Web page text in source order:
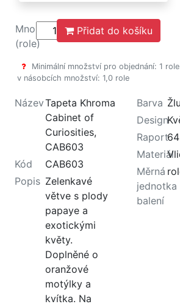
Množství
(role)
Přidat do košíku
Minimální množství pro objednání: 1
v násobcích množství: 1,0 role
NázevTapeta Khroma
Cabinet of
Curiosities,
CAB603
Kód
CAB603
Popis Zelenkavé
větve s plody
papaye a
exotickými
květy.
Doplněné o
oranžové
motýlky a
kvítka. Na
Barva
Design
Raport
Materiál
Měrná
jednotka
balení